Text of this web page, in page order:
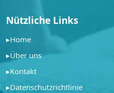
Nützliche Links
▸Home
▸Über uns
▸Kontakt
▸Datenschutzrichtlinie